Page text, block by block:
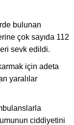
bulunan
çok sayıda 112
sevk edildi.
için adeta
yaralılar
ciddiyetini